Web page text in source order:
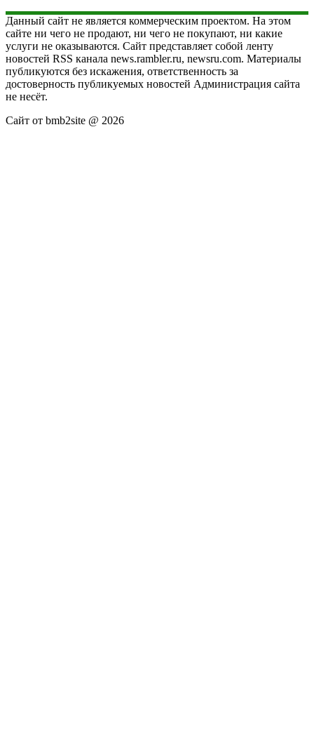
Данный сайт не является коммерческим проектом. На этом
сайте ни чего не продают, ни чего не покупают, ни какие
услуги не оказываются. Сайт представляет собой ленту
новостей RSS канала news.rambler.ru, newsru.com. Материалы
публикуются без искажения, ответственность за
достоверность публикуемых новостей Администрация сайта
не несёт.
Сайт от bmb2site @ 2026